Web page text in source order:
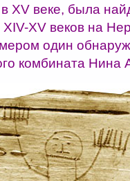
XV веке, была
XV веков на
один
комбината Нина